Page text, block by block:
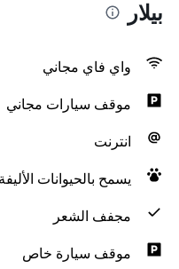
بيلار
واي فاي مجاني
موقف سيارات مجاني
انترنت
يسمح بالحيوانات
مجفف الشعر
موقف سيارة خاص